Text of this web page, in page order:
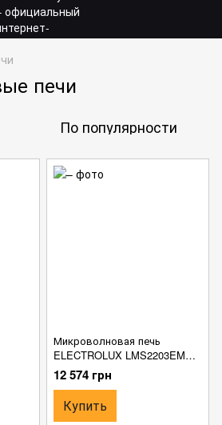
печи
По популярности
Микроволновая печь
ELECTROLUX LMS2203EMX
встроенная 700 Вт черный
12 574 грн
Купить